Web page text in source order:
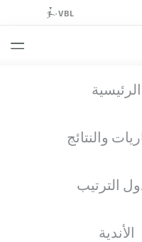
والنتائج
الترتيب
الأندية